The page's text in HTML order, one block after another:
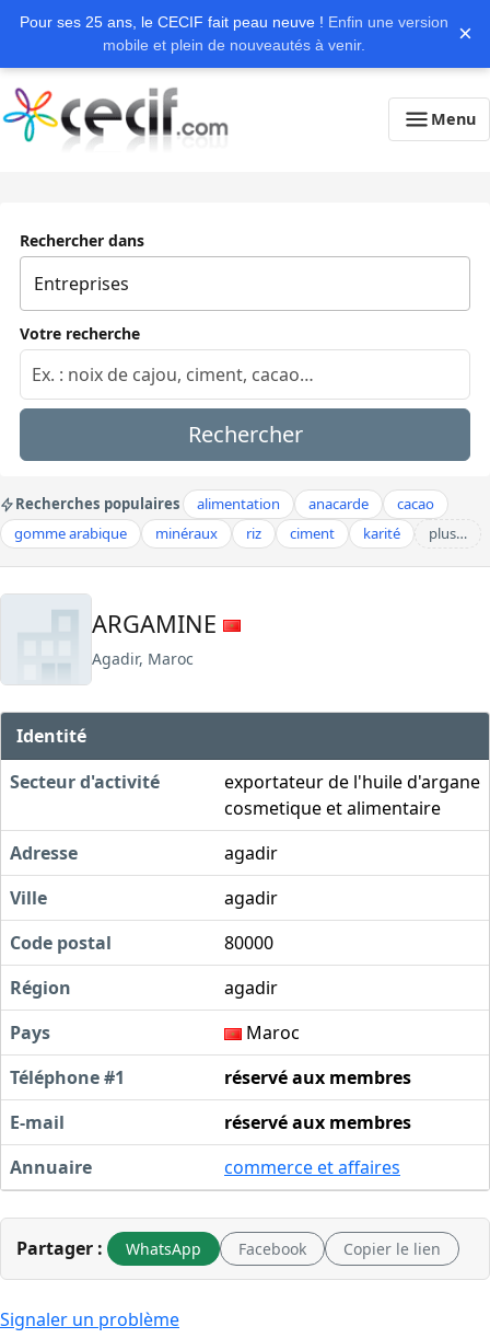
Pour ses 25 ans, le CECIF fait peau neuve ! Enfin une version
mobile et plein de nouveautés à venir.
×
Menu
Rechercher dans
Votre recherche
Rechercher
Recherches populaires alimentation anacarde
cacao
gomme arabique
minéraux riz ciment karité plus…
ARGAMINE
Agadir, Maroc
Identité
Secteur d'activité
exportateur de l'huile d'argane
cosmetique et alimentaire
Adresse
agadir
Ville
agadir
Code postal
80000
Région
agadir
Pays
Maroc
Téléphone #1
réservé aux membres
E-mail
réservé aux membres
Annuaire
commerce et affaires
Partager : WhatsApp Facebook Copier le lien
Signaler un problème